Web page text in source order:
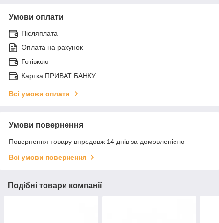
Умови оплати
Післяплата
Оплата на рахунок
Готівкою
Картка ПРИВАТ БАНКУ
Всі умови оплати
Умови повернення
Повернення товару впродовж 14 днів за домовленістю
Всі умови повернення
Подібні товари компанії